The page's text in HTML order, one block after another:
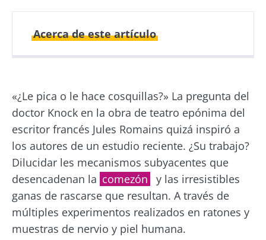
Acerca de este artículo
27 Marzo 2024
08 Julio 2026
«¿Le pica o le hace cosquillas?» La pregunta del
doctor Knock en la obra de teatro epónima del
escritor francés Jules Romains quizá inspiró a
los autores de un estudio reciente. ¿Su trabajo?
Dilucidar les mecanismos subyacentes que
desencadenan la comezón
y las irresistibles
ganas de rascarse que resultan. A través de
múltiples experimentos realizados en ratones y
muestras de nervio y piel humana.